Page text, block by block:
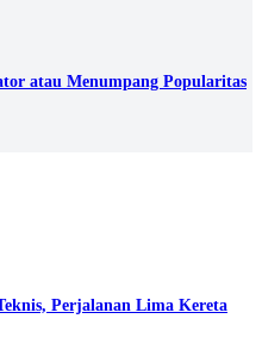
atau Menumpang Popularitas
Perjalanan Lima Kereta